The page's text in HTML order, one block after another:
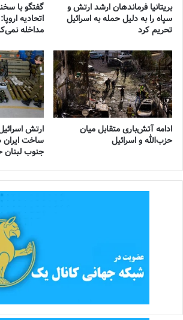
بریتانیا فرماندهان ارشد ارتش و
سپاه را به دلیل حمله به اسرائیل
تحریم کرد
گفتگو با
اتحادیه
مداخله
ادامه آتش‌باری متقابل میان
حزب‌الله و اسرائیل
ارتش
ساخت ایران
جنوب لبنان